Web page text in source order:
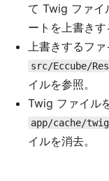
て Twig ファイ
ートを上書きす
上書きするフ
src/Eccube/
イルを参照。
Twig ファイル
app/cache/
イルを消去。